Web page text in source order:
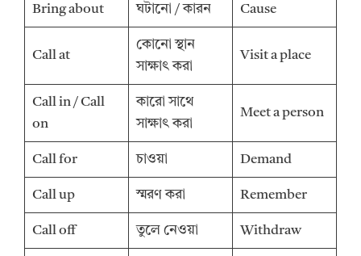
Bring about ঘটানো / কারন Cause
Call at
কোনো স্থান
সাক্ষাৎ করা
Visit a place
Call in / Call
on
কারো সাথে
সাক্ষাৎ করা
Meet a person
Call for চাওয়া Demand
Call up স্মরণ করা Remember
Call off তুলে নেওয়া Withdraw